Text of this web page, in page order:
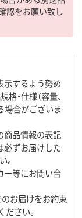
認をお願い致し
示するよう努め
・仕様（容量、
場合がございま
商品情報の表記
必ずお届けした
。
ー等にお問い合
のお届けをお約束
さい。